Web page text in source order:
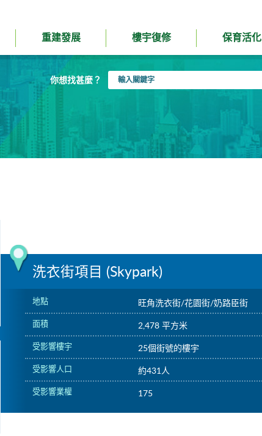
重建發展 樓宇復修 保育活化
你想找甚麼？
入
洗衣街項目 (Skypark)
地點 旺角洗衣街/花園街/奶路臣街
面積 2,478 平方米
受影響樓宇 25個街號的樓宇
受影響人口 約431人
受影響業權 175